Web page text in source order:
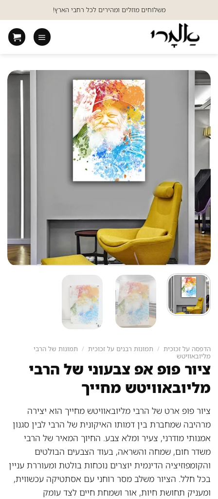
to
content
משלוחים מוזלים ומהירים לכל רחבי הארץ!
הדפסה על זכוכית / תמונות רבנים על זכוכית / תמונות של הרבי
מליובאוויטש
ציור פופ אפ צבעוני של הרבי
מליובאוויטש מחייך
ציור פופ ארט של הרבי מליובאוויטש מחייך הוא יצירה
מרהיבה שמחברת בין דמותו האיקונית של הרבי לבין סגנון
אמנותי מודרני, צעיר ומלא צבע. החיוך המאיר של הרבי
משדר חום, שמחה והשראה, בעוד הצבעים הבולטים
והקומפוזיציה הדינמית יוצרים נוכחות בולטת ומעוררת עניין
בכל חלל. הציור משלב מסר רוחני עם אסתטיקה עכשווית,
ומעניק תחושת חיות, אור ושמחת חיים לצד עומק